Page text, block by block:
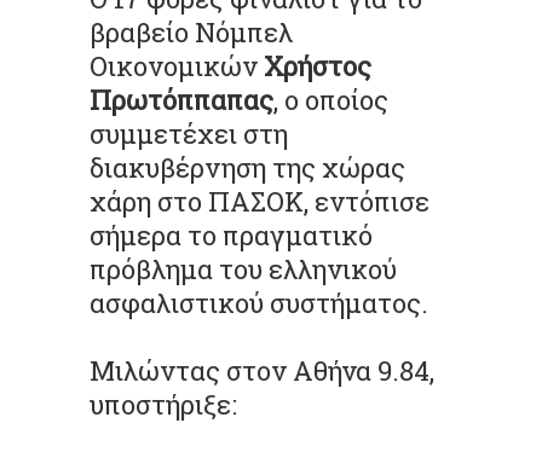
βραβείο Νόμπελ
Οικονομικών Χρήστος
Πρωτόππαπας, ο οποίος
συμμετέχει στη
διακυβέρνηση της χώρας
χάρη στο ΠΑΣΟΚ, εντόπισε
σήμερα το πραγματικό
πρόβλημα του ελληνικού
ασφαλιστικού συστήματος.
Μιλώντας στον Αθήνα 9.84,
υποστήριξε: